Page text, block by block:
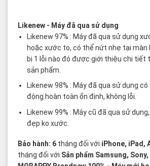
Likenew- Máy đã qua sử dụng
Likenew 97% : Máy đã qua sử dụng
hoặc xước to, có thể nứt nhẹ tại màn
bị 1 lỗi nào đó được giới thiệu chi tiết
sản phẩm.
Likenew 98% : Máy đã qua sử dụng
động hoàn toàn ổn định, không lỗi.
Likenew 99% : Máy cũ đã qua sử
đẹp ko xước.
Bảo hành: 6 tháng đối với iPhone, iPad,
tháng đối với Sản phẩm Samsung, Sony,